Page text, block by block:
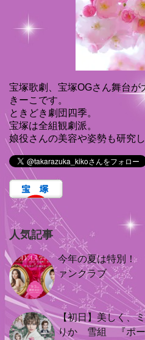
宝塚歌劇、宝塚OGさん舞台が
きーこです。
ときどき劇団四季。
宝塚は全組観劇派。
娘役さんの美容や姿勢も研究
人気記事
今年の夏は特別！
ァンクラブ
【初日】美しく、
りか 雪組 『ポー